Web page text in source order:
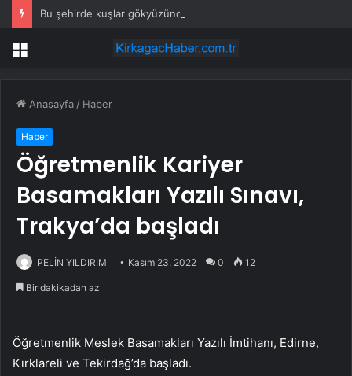
Bu şehirde kuşlar gökyüzünden patır patır düşüyor
Menü
Anasayfa / Haber
Haber
Öğretmenlik Kariyer
Basamakları Yazılı Sınavı,
Trakya’da başladı
PELİN YILDIRIM Kasım 23, 2022 0 12
Bir dakikadan az
Öğretmenlik Meslek Basamakları Yazılı İmtihanı, Edirne,
Kırklareli ve Tekirdağ’da başladı.